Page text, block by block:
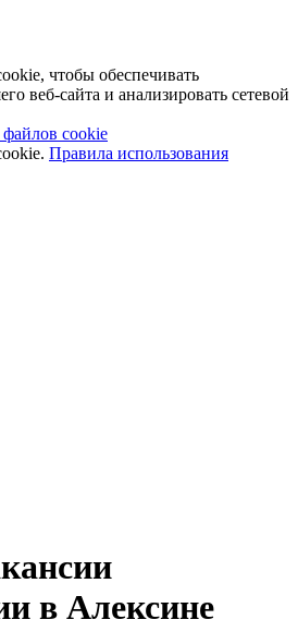
чтобы обеспечивать
веб-сайта и анализировать сетевой
cookie
Правила использования
в Алексине